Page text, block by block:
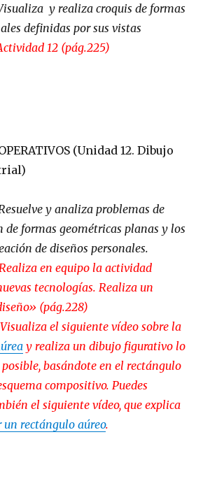
y realiza croquis de formas
definidas por sus vistas
12 (pág.225)
(Unidad 12. Dibujo
Resuelve y analiza problemas de
de formas geométricas planas y los
de diseños personales.
en equipo la actividad
tecnologías. Realiza un
(pág.228)
el siguiente vídeo sobre la
y realiza un dibujo figurativo lo
basándote en el rectángulo
compositivo. Puedes
el siguiente vídeo, que explica
rectángulo aúreo.